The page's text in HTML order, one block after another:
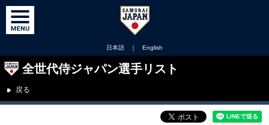
日本語 ｜ English
全世代侍ジャパン選手リスト
戻る